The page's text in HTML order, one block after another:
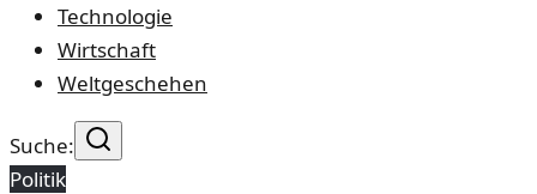
Technologie
Wirtschaft
Weltgeschehen
Suche:
Politik